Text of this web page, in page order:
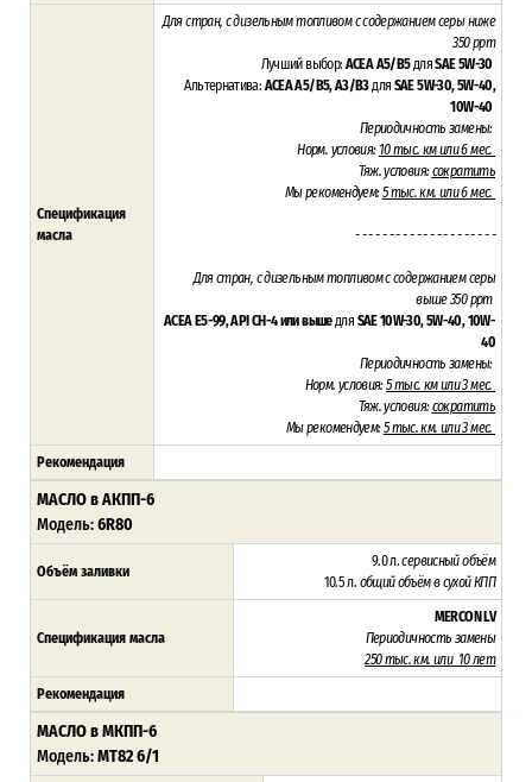
Спецификация
масла
Для стран, с дизельным топливом с содержанием серы ниже
350 ppm
Лучший выбор: ACEA A5/B5дляSAE 5W-30
Альтернатива: ACEA A5/B5, A3/B3для SAE 5W-30,5W-40,
10W-40
Периодичность замены:
Норм. условия: 10 тыс. км или 6 мес.
Тяж. условия:сократить
Мы рекомендуем:5 тыс. км. или 6 мес.
- - - - - - - - - - - - - - - - - - - - -
Для стран, с дизельным топливом с содержанием серы
выше 350 ppm
ACEA E5-99, API CH-4 или вышедля SAE 10W-30,5W-40, 10W-
40
Периодичность замены:
Норм. условия:5 тыс. км или 3 мес.
Тяж. условия:сократить
Мы рекомендуем:5 тыс. км. или 3 мес.
Рекомендация
МАСЛО в АКПП-6
Модель:6R80
Объём заливки
9.0 л.сервисный объём
10.5 л. общий объём в сухой КПП
Спецификация масла
MERCON LV
Периодичность замены
250 тыс. км. или 10 лет
Рекомендация
МАСЛО в МКПП-6
Модель:MT82 6/1